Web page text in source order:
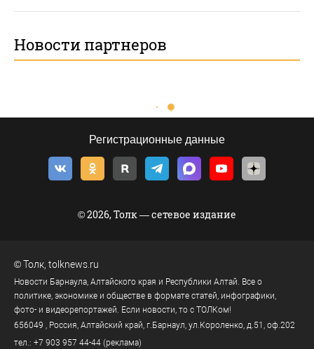
Новости партнеров
Регистрационные данные
© 2026, Толк — сетевое издание
©Толк tolknews.ru
Новости Барнаула, Алтайского края и Республики Алтай. Все о
политике, экономике и обществе в формате статей, инфографики,
фото- и видеорепортажей. Если новости, то с ТОЛКом!
656049
, Россия, Алтайский край, г. Барнаул ул.Короленко, д.51, оф.202
тел.: +7 903 957 44-44 (реклама)